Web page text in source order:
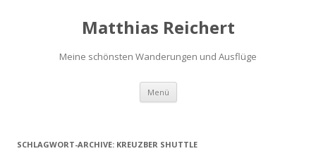
Matthias Reichert
Meine schönsten Wanderungen und Ausflüge
Menü Zum
springen
SCHLAGWORT-ARCHIVE: KREUZBER SHUTTLE